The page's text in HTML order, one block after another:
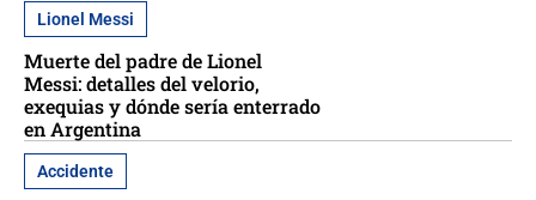
Lionel Messi
Muerte del padre de Lionel
Messi: detalles del velorio,
exequias y dónde sería enterrado
en Argentina
Accidente